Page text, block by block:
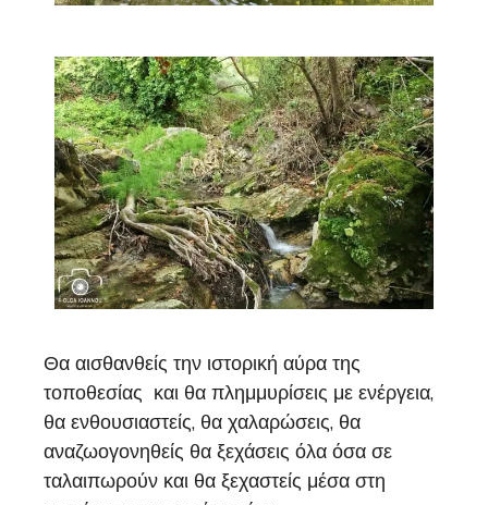
Θα αισθανθείς την ιστορική αύρα της
τοποθεσίας και θα πλημμυρίσεις με ενέργεια,
θα ενθουσιαστείς, θα χαλαρώσεις, θα
αναζωογονηθείς θα ξεχάσεις όλα όσα σε
ταλαιπωρούν και θα ξεχαστείς μέσα στη